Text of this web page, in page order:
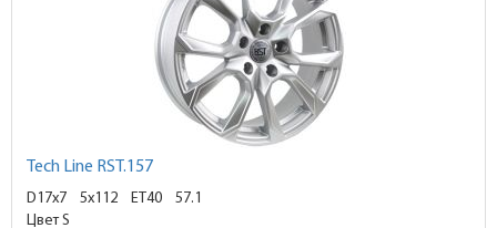
Tech Line RST.157
D17x7 5x112 ET40
57.1
Цвет S